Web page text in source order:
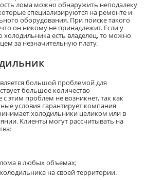
лома можно обнаружить неподалеку
специализируются на ремонте и
оборудования. При поиске такого
он никому не принадлежит. Если у
холодильника есть владелец, то можно
за незначительную плату.
большой проблемой для
большое количество
этим проблем не возникнет, так как
условия гарантирует компания
холодильники целиком или в
Клиенты могут рассчитывать на
в любых объемах;
на своей территории.